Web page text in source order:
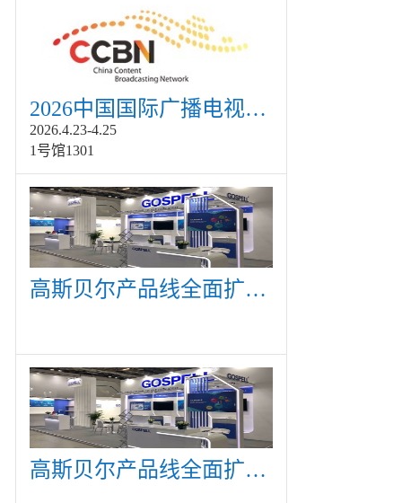
2026中国国际广播电视信息网络展览会展
2026.4.23-4.25
1号馆1301
高斯贝尔产品线全面扩展，众多新产品亮相CommunicAsia 2019
高斯贝尔产品线全面扩展，众多新产品亮相CommunicAsia 2019